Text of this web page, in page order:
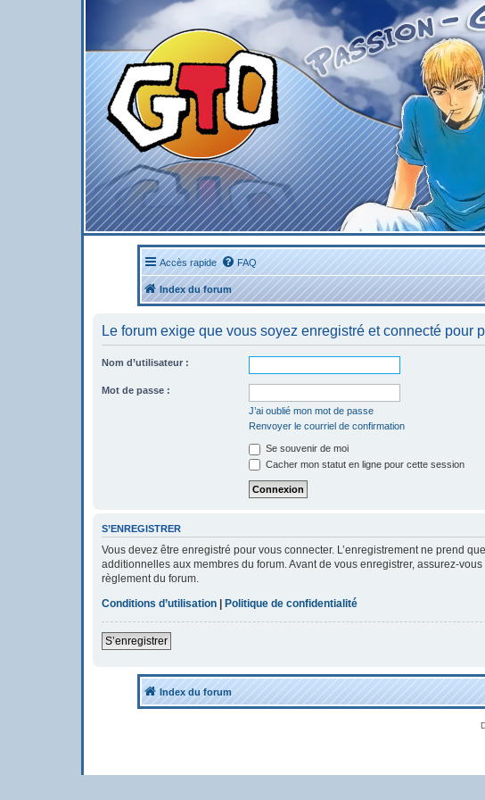
Accès rapide FAQ
Index du forum
Le forum exige que vous soyez enregistré et connecté pour
Nom d’utilisateur :
Mot de passe :
J’ai oublié mon mot de passe
Renvoyer le courriel de confirmation
Se souvenir de moi
Cacher mon statut en ligne pour cette session
S’ENREGISTRER
Vous devez être enregistré pour vous connecter. L’enregistrement ne prend
additionnelles aux membres du forum. Avant de vous enregistrer, assurez-
règlement du forum.
Conditions d’utilisation | Politique de confidentialité
S’enregistrer
Index du forum